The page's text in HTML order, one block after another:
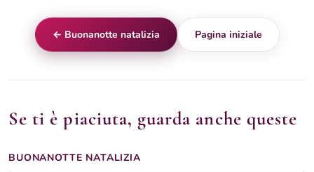
Se ti è piaciuta, guarda anche queste
BUONANOTTE NATALIZIA
Buonanotte Natalizia serena con natale
← Buonanotte natalizia Pagina iniziale